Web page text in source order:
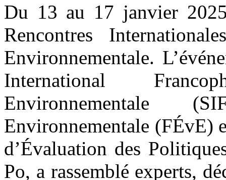
Du 13 au 17 janvier
Rencontres
Environnementale.
International
Environnementale
Environnementale (FÉvE)
d’Évaluation des
Po, a rassemblé experts,